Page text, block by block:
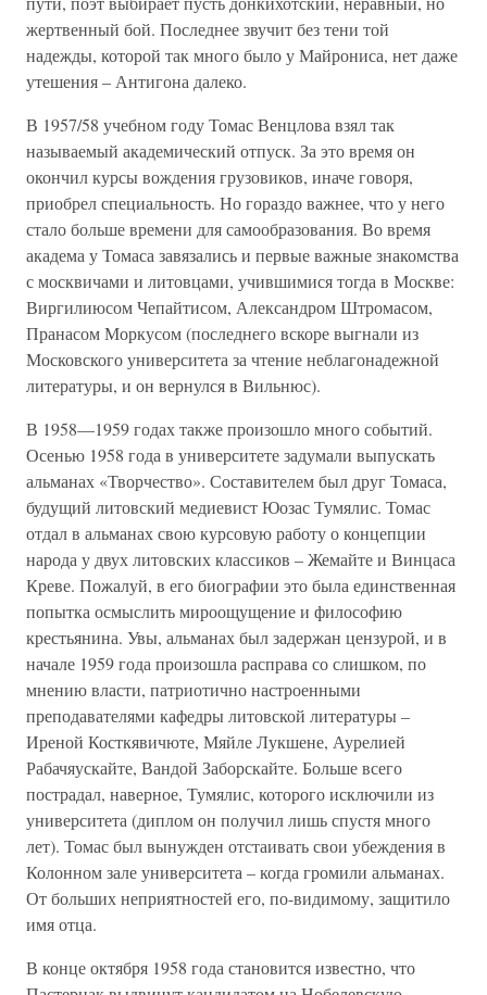
жертвенный бой. Последнее звучит без тени той
надежды, которой так много было у Майрониса, нет даже
утешения – Антигона далеко.
В 1957/58 учебном году Томас Венцлова взял так
называемый академический отпуск. За это время он
окончил курсы вождения грузовиков, иначе говоря,
приобрел специальность. Но гораздо важнее, что у него
стало больше времени для самообразования. Во время
академа у Томаса завязались и первые важные знакомства
с москвичами и литовцами, учившимися тогда в Москве:
Виргилиюсом Чепайтисом, Александром Штромасом,
Пранасом Моркусом (последнего вскоре выгнали из
Московского университета за чтение неблагонадежной
литературы, и он вернулся в Вильнюс).
В 1958—1959 годах также произошло много событий.
Осенью 1958 года в университете задумали выпускать
альманах «Творчество». Составителем был друг Томаса,
будущий литовский медиевист Юозас Тумялис. Томас
отдал в альманах свою курсовую работу о концепции
народа у двух литовских классиков – Жемайте и Винцаса
Креве. Пожалуй, в его биографии это была единственная
попытка осмыслить мироощущение и философию
крестьянина. Увы, альманах был задержан цензурой, и в
начале 1959 года произошла расправа со слишком, по
мнению власти, патриотично настроенными
преподавателями кафедры литовской литературы –
Иреной Косткявичюте, Мяйле Лукшене, Аурелией
Рабачяускайте, Вандой Заборскайте. Больше всего
пострадал, наверное, Тумялис, которого исключили из
университета (диплом он получил лишь спустя много
лет). Томас был вынужден отстаивать свои убеждения в
Колонном зале университета – когда громили альманах.
От больших неприятностей его, по-видимому, защитило
имя отца.
В конце октября 1958 года становится известно, что